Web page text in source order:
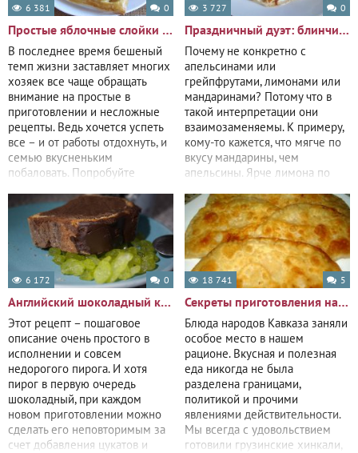
6 381 0
Простые яблочные слойки из готового теста
В последнее время бешеный
темп жизни заставляет многих
хозяек все чаще обращать
внимание на простые в
приготовлении и несложные
рецепты. Ведь хочется успеть
все – и от работы отдохнуть, и
семью вкусненьким
побаловать. Попробуйте
3 727 0
Праздничный дуэт: блинчики с цитрусовым эскортом
Почему не конкретно с
апельсинами или
грейпфрутами, лимонами или
мандаринами? Потому что в
такой интерпретации они
взаимозаменяемы. К примеру,
кому-то кажется, что мягче по
вкусу мандарины, чем
апельсины. Ярче лимона по
6 172 0
Английский шоколадный кекс
Этот рецепт – пошаговое
описание очень простого в
исполнении и совсем
недорогого пирога. И хотя
пирог в первую очередь
шоколадный, при каждом
новом приготовлении можно
сделать его неповторимым за
счет добавления цукатов и
18 741 5
Секреты приготовления настоящих чебуреков
Блюда народов Кавказа заняли
особое место в нашем
рационе. Вкусная и полезная
еда никогда не была
разделена границами,
политикой и прочими
явлениями действительности.
Мы всегда с удовольствием
готовили грузинские хинкали,